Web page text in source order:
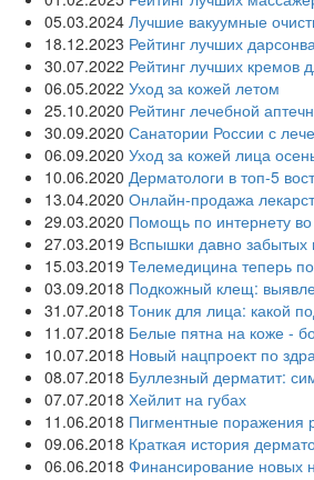
05.03.2024 Лучшие вакуумные
18.12.2023 Рейтинг лучших
30.07.2022 Рейтинг лучших кремов
06.05.2022 Уход за кожей летом
25.10.2020 Рейтинг лечебной
30.09.2020 Санатории России с
06.09.2020 Уход за кожей лица
10.06.2020 Дерматологи в топ-5
13.04.2020 Онлайн-продажа
29.03.2020 Помощь по интернету
27.03.2019 Вспышки давно забытых
15.03.2019 Телемедицина теперь
03.09.2018 Подкожный клещ:
31.07.2018 Тоник для лица: какой
11.07.2018 Белые пятна на коже -
10.07.2018 Новый нацпроект по
08.07.2018 Буллезный дерматит:
07.07.2018 Хейлит на губах
11.06.2018 Пигментные поражения
09.06.2018 Краткая история
06.06.2018 Финансирование новых